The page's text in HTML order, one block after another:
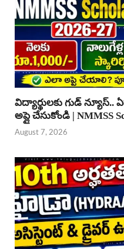
విద్యార్థులకు గుడ్ న్యూస్..
అప్లై చేసుకోండి | NMMSS
August 7, 2026